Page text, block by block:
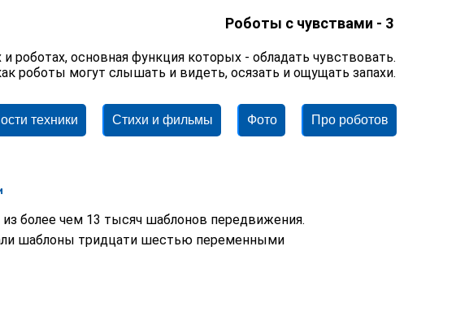
Роботы с чувствами - 3
роботах, основная функция которых - обладать чувствовать.
роботы могут слышать и видеть, осязать и ощущать запахи.
техники Стихи и фильмы Фото Про роботов
более чем 13 тысяч шаблонов передвижения.
шаблоны тридцати шестью переменными